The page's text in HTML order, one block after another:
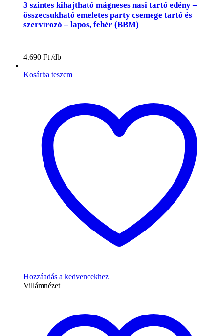
3 szintes kihajtható mágneses nasi tartó edény –
összecsukható emeletes party csemege tartó és
szervírozó – lapos, fehér (BBM)
4.690 Ft
Kosárba teszem
Hozzáadás a kedvencekhez
Villámnézet